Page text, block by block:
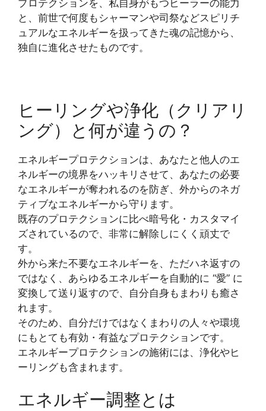
プロテクションを、私自身がもつヒーラーの能力
と、前世で何度もシャーマンや司祭などスピリチ
ュアルなエネルギーを扱ってきた魂の記憶から、
独自に進化させたものです。
ヒーリングや浄化（クリアリ
ング）と何が違うの？
エネルギープロテクションは、あなたと他人のエ
ネルギーの境界をハッキリさせて、あなたの必要
なエネルギーが奪われるのを防ぎ、外からのネガ
ティブなエネルギーから守ります。
既存のプロテクションに比べ暗号化・カスタマイ
ズされているので、非常に解除しにくく頑丈で
す。
外から来た不要なエネルギーを、ただハネ返すの
ではなく、あらゆるエネルギーを自動的に “愛” に
変換して送り返すので、自分自身もまわりも癒さ
れます。
そのため、自分だけではなくまわりの人々や環境
にもとても有効・有益なプロテクションです。
エネルギープロテクションの施術には、浄化やヒ
ーリングも含まれます。
エネルギー調整とは